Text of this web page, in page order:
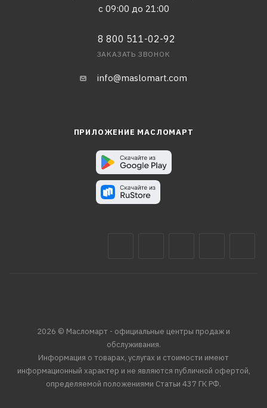
с 09:00 до 21:00
8 800 511-02-92
ЗАКАЗАТЬ ЗВОНОК
info@maslomart.com
ПРИЛОЖЕНИЕ МАСЛОМАРТ
2026 © Масломарт - официальные центры продаж и
обслуживания.
Информация о товарах, услугах и стоимости имеют
информационный характер и не являются публичной офертой,
определяемой положениями Статьи 437 ГК РФ.